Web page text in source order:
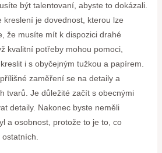
být talentovaní, abyste to dokázali.
kreslení je dovednost, kterou lze
že musíte mít k dispozici drahé
kvalitní potřeby mohou pomoci,
i s obyčejným tužkou a papírem.
zaměření se na detaily a
tvarů. Je důležité začít s obecnými
detaily. Nakonec byste neměli
a osobnost, protože to je to, co
ostatních.